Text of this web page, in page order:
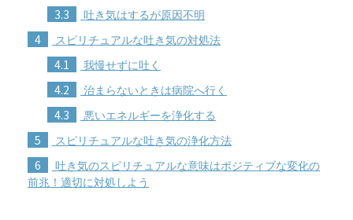
3.3 吐き気はするが原因不明
4 スピリチュアルな吐き気の対処法
4.1 我慢せずに吐く
4.2 治まらないときは病院へ行く
4.3 悪いエネルギーを浄化する
5 スピリチュアルな吐き気の浄化方法
6
吐き気のスピリチュアルな意味はポジティブな変化の
前兆！適切に対処しよう